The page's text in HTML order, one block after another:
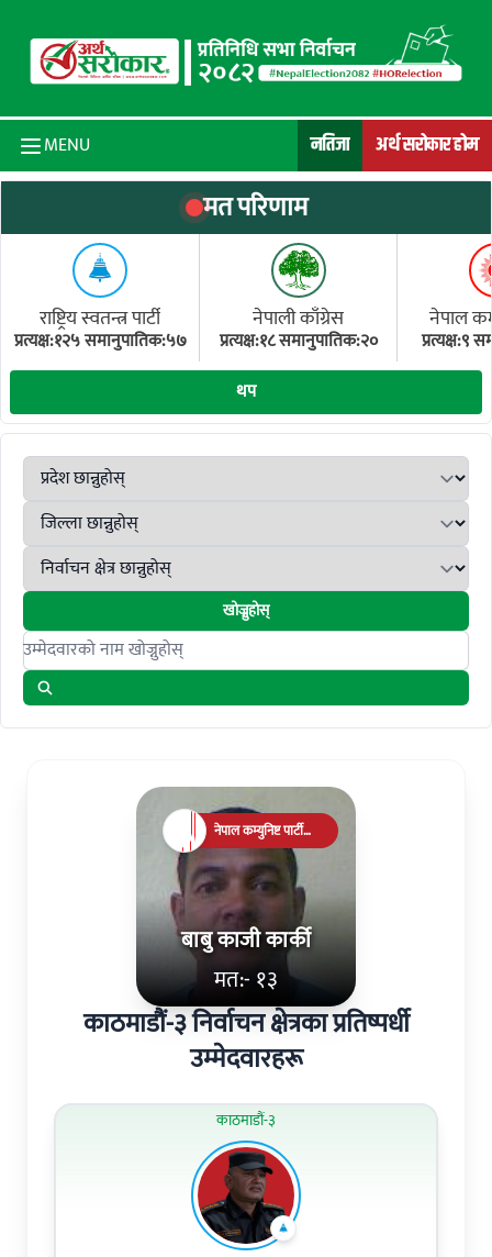
MENU नतिजा अर्थ सरोकार होम
मत परिणाम
राष्ट्रिय स्वतन्त्र पार्टी
प्रत्यक्ष:१२५ समानुपातिक:५७
नेपाली काँग्रेस
प्रत्यक्ष:१८ समानुपातिक:२०
नेपाल
प्रत्यक्ष:९
थप
खोज्नुहोस्
Search candidates
बाबु काजी कार्की
मत:- १३
नेपाल कम्युनिष्ट पार्टी
(संयुक्त)
काठमाडौं-३ निर्वाचन क्षेत्रका प्रतिष्पर्धी
उम्मेदवारहरू
काठमाडौं-३